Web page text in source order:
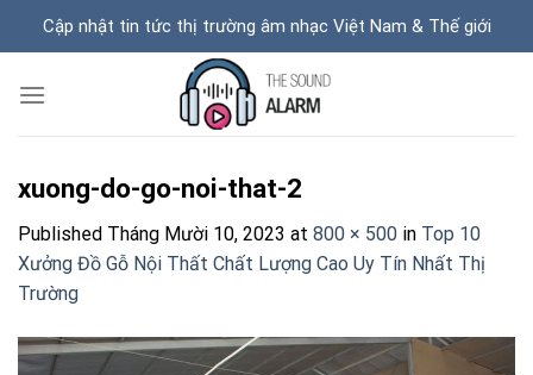
Cập nhật tin tức thị trường âm nhạc Việt Nam & Thế giới
xuong-do-go-noi-that-2
Published Tháng Mười 10, 2023 at 800 × 500 in Top 10
Xưởng Đồ Gỗ Nội Thất Chất Lượng Cao Uy Tín Nhất Thị
Trường